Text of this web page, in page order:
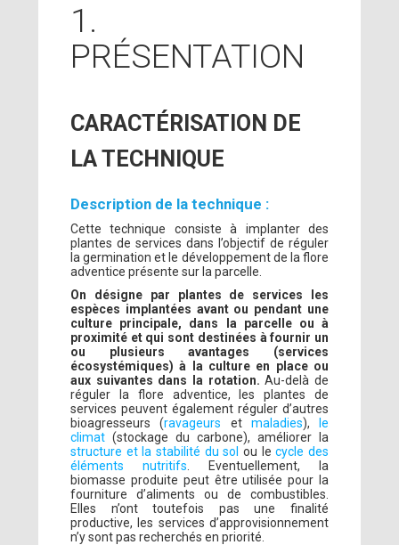
1.
PRÉSENTATION
CARACTÉRISATION DE
LA TECHNIQUE
Description de la technique :
Cette technique consiste à implanter des
plantes de services dans l’objectif de réguler
la germination et le développement de la flore
adventice présente sur la parcelle.
On désigne par plantes de services les
espèces implantées avant ou pendant une
culture principale, dans la parcelle ou à
proximité et qui sont destinées à fournir un
ou plusieurs avantages (services
écosystémiques) à la culture en place ou
aux suivantes dans la rotation.Au-delà de
réguler la flore adventice, les plantes de
services peuvent également réguler d’autres
bioagresseurs (ravageurs et maladies),
le
climat (stockage du carbone), améliorer la
structure et la stabilité du sol ou lecycle des
éléments nutritifs . Eventuellement, la
biomasse produite peut être utilisée pour la
fourniture d’aliments ou de combustibles.
Elles n’ont toutefois pas une finalité
productive, les services d’approvisionnement
n’y sont pas recherchés en priorité.